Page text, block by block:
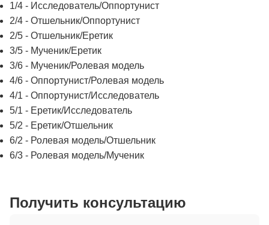
1/4 - Исследователь/Оппортунист
2/4 - Отшельник/Оппортунист
2/5 - Отшельник/Еретик
3/5 - Мученик/Еретик
3/6 - Мученик/Ролевая модель
4/6 - Оппортунист/Ролевая модель
4/1 - Оппортунист/Исследователь
5/1 - Еретик/Исследователь
5/2 - Еретик/Отшельник
6/2 - Ролевая модель/Отшельник
6/3 - Ролевая модель/Мученик
Получить консультацию